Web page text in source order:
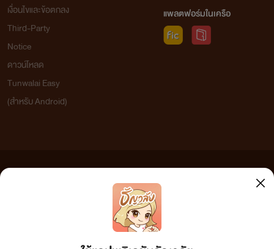
เงื่อนไขและข้อตกลง
Third-Party
Notice
ดาวน์โหลด
Tunwalai Easy
(สำหรับ Android)
แพลตฟอร์มในเครือ
เว็บไซต์แห่งนี้ไม่ได้เห็นด้วยและไม่ขอรับผิดชอบต่อข้อความใดๆ ทั้งสิ้น ดังนั้นผู้อ่านทุกท่านโปรดใช้
วิจารณญาณในการกลั่นกรองด้วยตนเอง และหากท่านพบข้อความใดๆ ที่ขัดต่อกฎหมายและศีลธรรม
กรุณาแจ้งมาที่ tunwalai@ookbee.com เพื่อทีมงานจะได้ดำเนินการในทันที ทั้งนี้ ทางเว็บไซต์ขอสงวน
ลิขสิทธิ์ตามพระราชบัญญัติลิขสิทธิ์ (ฉบับเพิ่มเติม) พ.ศ.2558